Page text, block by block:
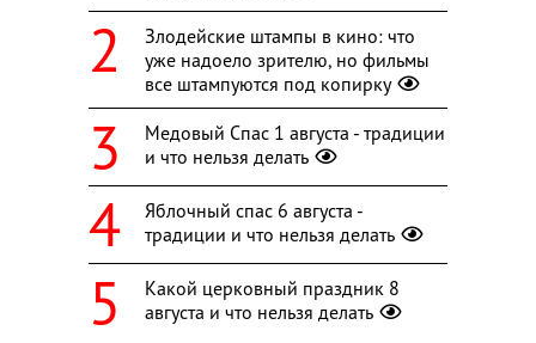
Злодейские штампы в кино: что
уже надоело зрителю, но фильмы
все штампуются под копирку
Медовый Спас 1 августа - традиции
и что нельзя делать
Яблочный спас 6 августа -
традиции и что нельзя делать
Какой церковный праздник 8
августа и что нельзя делать